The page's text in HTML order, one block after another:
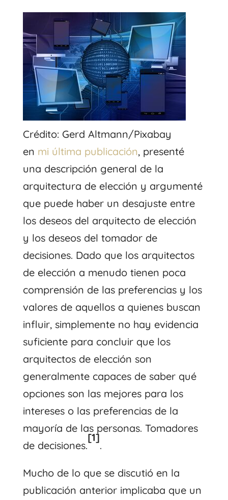
Crédito: Gerd Altmann/Pixabay
en mi última publicación, presenté
una descripción general de la
arquitectura de elección y argumenté
que puede haber un desajuste entre
los deseos del arquitecto de elección
y los deseos del tomador de
decisiones. Dado que los arquitectos
de elección a menudo tienen poca
comprensión de las preferencias y los
valores de aquellos a quienes buscan
influir, simplemente no hay evidencia
suficiente para concluir que los
arquitectos de elección son
generalmente capaces de saber qué
opciones son las mejores para los
intereses o las preferencias de la
mayoría de las personas. Tomadores
de decisiones.
[1]
.
Mucho de lo que se discutió en la
publicación anterior implicaba que un